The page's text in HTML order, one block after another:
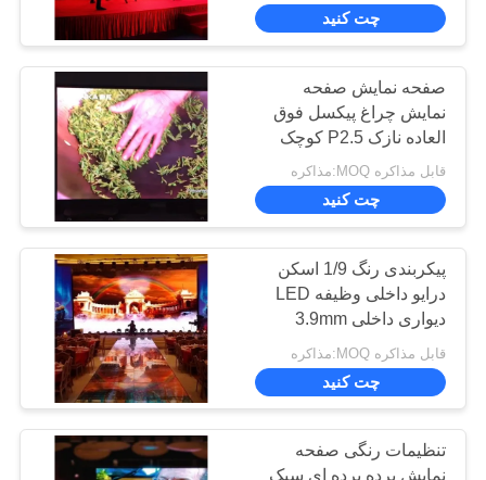
کارخانه
کنترل
کیفیت
تماس
بگیرید
نمایشگر LED تمام
رنگی
13
صفحه نمایش LED
پیکسل کوچک
27
طول طولانی
چت کنید
صفحه نمایش صفحه
نمایش چراغ پیکسل فوق
العاده نازک P2.5 کوچک
صفحه نمایش میزان تجدید
بالا 1920Hz
قابل مذاکره MOQ:مذاکره
چت کنید
پیکربندی رنگ 1/9 اسکن
درایو داخلی وظیفه LED
دیواری داخلی 3.9mm
Pitch 1R1G1B
قابل مذاکره MOQ:مذاکره
چت کنید
تنظیمات رنگی صفحه
نمایش پرده پرده ای سبک